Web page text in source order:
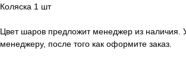
Коляска 1 шт
Цвет шаров предложит менеджер из наличия.
менеджеру, после того как оформите заказ.